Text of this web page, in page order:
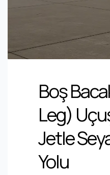
Boş
Leg)
Jetle
Yolu